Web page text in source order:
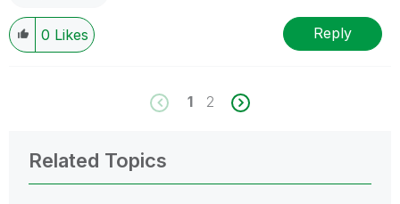
0 Likes Reply
1 2
Related Topics